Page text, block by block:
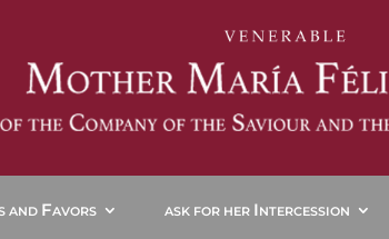
AND FAVORS ASK FOR HER INTERCESSION